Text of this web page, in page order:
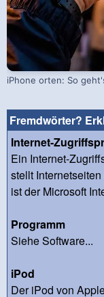
iPhone orten: So
Fremdwörter?
Internet-
Ein Internet-
stellt
ist der Microsoft
Programm
Siehe Software...
iPod
Der iPod von